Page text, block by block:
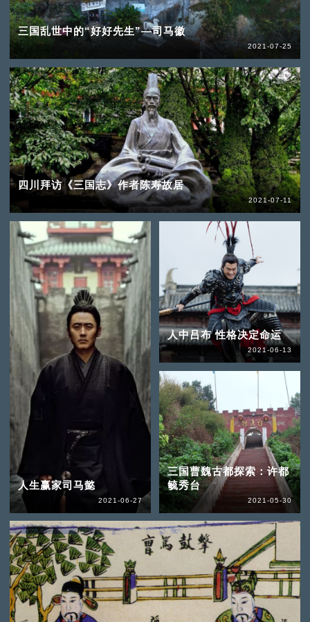
三国乱世中的“好好先生”—司马徽
2021-07-25
四川拜访《三国志》作者陈寿故居
2021-07-11
人生赢家司马懿
2021-06-27
人中吕布 性格决定命运
2021-06-13
三国曹魏古都探索：许都
毓秀台
2021-05-30